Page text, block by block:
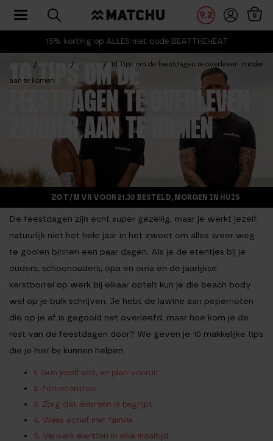
15% korting op ALLES met code BEATTHEHEAT
9.2 0
Toggle navigation
10 Tips om de feestdagen te overleven zonder
aan te komen
10 TIPS OM DE
FEESTDAGEN TE OVERLEVEN
ZONDER AAN TE KOMEN
ZO T/M VR VOOR 21.30 BESTELD, MORGEN IN HUIS
De feestdagen zijn echt super gezellig, maar je werkt jezelf
natuurlijk niet het hele jaar in het zweet om alles weer weg
te gooien binnen een paar dagen. Als je de etentjes bij je
ouders, schoonouders, opa en oma en de jaarlijkse
kerstborrel op werk bij elkaar optelt kun je die beach body
wel op je buik schrijven. Je hebt de lawine aan pepernoten
die op je af is gegooid net overleefd, maar hoe kom je de
rest van de feestdagen door? We geven je 10 makkelijke tips
die je hier bij kunnen helpen.
1. Gun jezelf iets, en plan vooruit
2. Portiecontrole
3. Zorg dat iedereen je begrijpt
4. Wees actief met familie
5. Verwerk eiwitten in elke maaltijd